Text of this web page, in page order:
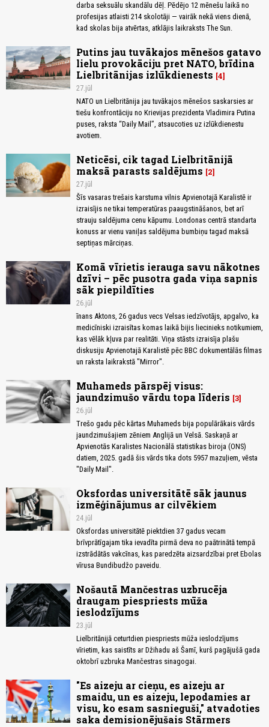
darba seksuālu skandālu dēļ. Pēdējo 12 mēnešu laikā no
profesijas atlaisti 214 skolotāji — vairāk nekā viens dienā,
kad skolas bija atvērtas, atklājis laikraksts The Sun.
Putins jau tuvākajos mēnešos gatavo
lielu provokāciju pret NATO, brīdina
Lielbritānijas izlūkdienests 4
27.jūl
NATO un Lielbritānija jau tuvākajos mēnešos saskarsies ar
tiešu konfrontāciju no Krievijas prezidenta Vladimira Putina
puses, raksta “Daily Mail”, atsaucoties uz izlūkdienestu
avotiem.
Neticēsi, cik tagad Lielbritānijā
maksā parasts saldējums
2
27.jūl
Šīs vasaras trešais karstuma vilnis Apvienotajā Karalistē ir
izraisījis ne tikai temperatūras paaugstināšanos, bet arī
strauju saldējuma cenu kāpumu. Londonas centrā standarta
konuss ar vienu vaniļas saldējuma bumbiņu tagad maksā
septiņas mārciņas.
Komā vīrietis ierauga savu nākotnes
dzīvi – pēc pusotra gada viņa sapnis
sāk piepildīties
26.jūl
īnans Aktons, 26 gadus vecs Velsas iedzīvotājs, apgalvo, ka
medicīniski izraisītas komas laikā bijis liecinieks notikumiem,
kas vēlāk kļuva par realitāti. Viņa stāsts izraisīja plašu
diskusiju Apvienotajā Karalistē pēc BBC dokumentālās filmas
un raksta laikrakstā "Mirror".
Muhameds pārspēj visus:
jaundzimušo vārdu topa līderis 3
26.jūl
Trešo gadu pēc kārtas Muhameds bija populārākais vārds
jaundzimušajiem zēniem Anglijā un Velsā. Saskaņā ar
Apvienotās Karalistes Nacionālā statistikas biroja (ONS)
datiem, 2025. gadā šis vārds tika dots 5957 mazuļiem, vēsta
"Daily Mail".
Oksfordas universitātē sāk jaunus
izmēģinājumus ar cilvēkiem
24.jūl
Oksfordas universitātē piektdien 37 gadus vecam
brīvprātīgajam tika ievadīta pirmā deva no paātrinātā tempā
izstrādātās vakcīnas, kas paredzēta aizsardzībai pret Ebolas
vīrusa Bundibudžo paveidu.
Nošautā Mančestras uzbrucēja
draugam piespriests mūža
ieslodzījums
23.jūl
Lielbritānijā ceturtdien piespriests mūža ieslodzījums
vīrietim, kas saistīts ar Džihadu aš Šamī, kurš pagājušā gada
oktobrī uzbruka Mančestras sinagogai.
"Es aizeju ar cieņu, es aizeju ar
smaidu, un es aizeju, lepodamies ar
visu, ko esam sasnieguši," atvadoties
saka demisionējušais Stārmers